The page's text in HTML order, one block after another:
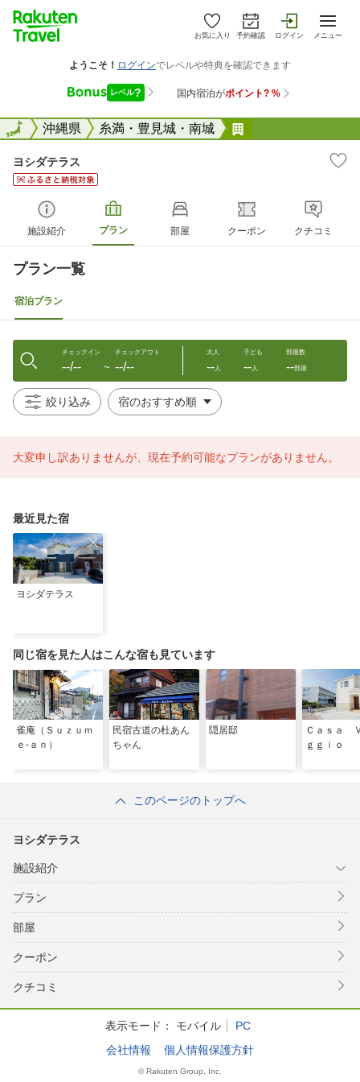
お気に入り 予約確認 ログイン メニュー
全国沖縄県 糸満・豊見城・南城
全国
ヨシダテラス
施設紹介 プラン 部屋 クーポン クチコミ
プラン一覧
宿泊プラン
チェックイン
--/-- 〜
チェックアウト
--/--
大人
--人
子ども
--人
部屋数
--部屋
絞り込み
大変申し訳ありませんが、現在予約可能なプランがありません。
最近見た宿
ヨシダテラス
同じ宿を見た人はこんな宿も見ています
雀庵（Ｓｕｚｕｍ
ｅ‐ａｎ）
民宿古道の杜あん
ちゃん
隠居邸
Ｃａｓａ
ｇｇｉｏ
このページのトップへ
ヨシダテラス
施設紹介
プラン
部屋
クーポン
クチコミ
表示モード： モバイル
PC
会社情報
個人情報保護方針
© Rakuten Group, Inc.